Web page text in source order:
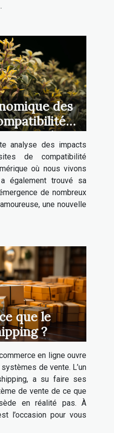
des
une analyse
analyse des impacts
de compatibilité
où nous vivons
a également trouvé sa
de nombreux
une nouvelle
que le
?
en ligne ouvre
de vente. L’un
a su faire ses
de vente de ce que
en réalité pas. À
l’occasion pour vous